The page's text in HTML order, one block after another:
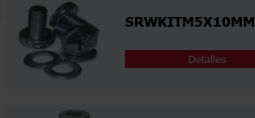
SRWKITM5X10MM
Detalles